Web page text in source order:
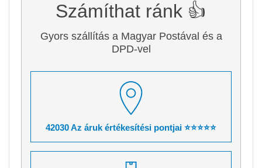
Számíthat ránk 👍
Gyors szállítás a Magyar Postával és a
DPD-vel
42030 Az áruk értékesítési pontjai ⭐⭐⭐⭐⭐